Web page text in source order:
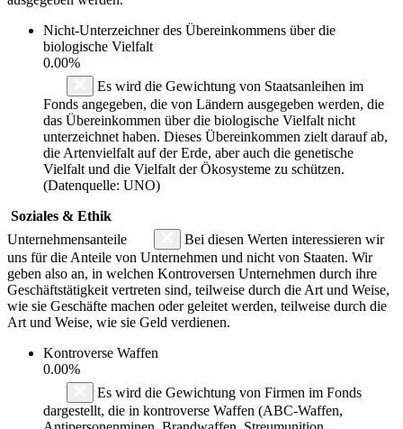
Nicht-Unterzeichner des Übereinkommens über die
biologische Vielfalt
0.00%
Es wird die Gewichtung von Staatsanleihen im
Fonds angegeben, die von Ländern ausgegeben werden, die
das Übereinkommen über die biologische Vielfalt nicht
unterzeichnet haben. Dieses Übereinkommen zielt darauf ab,
die Artenvielfalt auf der Erde, aber auch die genetische
Vielfalt und die Vielfalt der Ökosysteme zu schützen.
(Datenquelle: UNO)
Soziales & Ethik
Unternehmensanteile
Bei diesen Werten interessieren wir
uns für die Anteile von Unternehmen und nicht von Staaten. Wir
geben also an, in welchen Kontroversen Unternehmen durch ihre
Geschäftstätigkeit vertreten sind, teilweise durch die Art und Weise,
wie sie Geschäfte machen oder geleitet werden, teilweise durch die
Art und Weise, wie sie Geld verdienen.
Kontroverse Waffen
0.00%
Es wird die Gewichtung von Firmen im Fonds
dargestellt, die in kontroverse Waffen (ABC-Waffen,